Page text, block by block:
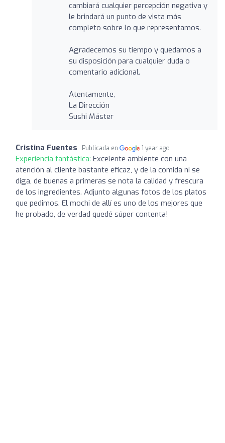
cambiará cualquier percepción negativa y
le brindará un punto de vista más
completo sobre lo que representamos.
Agradecemos su tiempo y quedamos a
su disposición para cualquier duda o
comentario adicional.
Atentamente,
La Dirección
Sushi Máster
Cristina Fuentes Publicada en 1 year ago
Experiencia fantástica: Excelente ambiente con una
atención al cliente bastante eficaz, y de la comida ni se
diga, de buenas a primeras se nota la calidad y frescura
de los ingredientes. Adjunto algunas fotos de los platos
que pedimos. El mochi de allí es uno de los mejores que
he probado, de verdad quedé súper contenta!